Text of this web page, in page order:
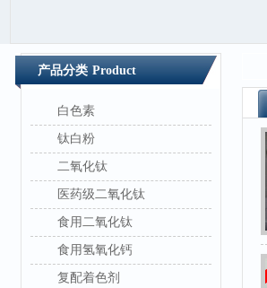
产品分类 Product
白色素
钛白粉
二氧化钛
医药级二氧化钛
食用二氧化钛
食用氢氧化钙
复配着色剂